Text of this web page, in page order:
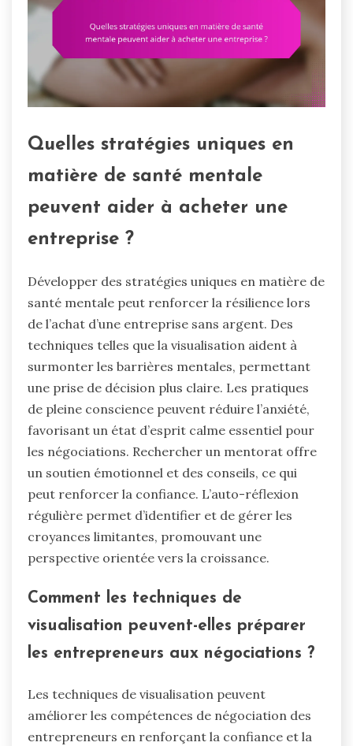
Quelles stratégies uniques en
matière de santé mentale
peuvent aider à acheter une
entreprise ?
Développer des stratégies uniques en matière de
santé mentale peut renforcer la résilience lors
de l’achat d’une entreprise sans argent. Des
techniques telles que la visualisation aident à
surmonter les barrières mentales, permettant
une prise de décision plus claire. Les pratiques
de pleine conscience peuvent réduire l’anxiété,
favorisant un état d’esprit calme essentiel pour
les négociations. Rechercher un mentorat offre
un soutien émotionnel et des conseils, ce qui
peut renforcer la confiance. L’auto-réflexion
régulière permet d’identifier et de gérer les
croyances limitantes, promouvant une
perspective orientée vers la croissance.
Comment les techniques de
visualisation peuvent-elles préparer
les entrepreneurs aux négociations ?
Les techniques de visualisation peuvent
améliorer les compétences de négociation des
entrepreneurs en renforçant la confiance et la